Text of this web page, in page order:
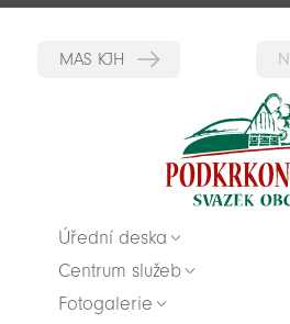
Úřední deska
Centrum služeb
Fotogalerie